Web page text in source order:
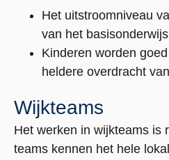
Het uitstroomniveau
van het
Kinderen worden
heldere overdracht
Wijkteams
Het werken in wijkteams is
teams kennen het hele